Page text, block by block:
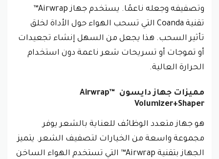
وتصفيفه وجعله ناعمًا. يستخدم جهاز Airwrap™
تقنية Coanda التي تسحب الهواء حول الأداة لخلق
تأثير السحب. هذا يجعل من السهل إنشاء تجعيدات
أو تموجات أو تسريحات شعر ناعمة دون استخدام
الحرارة العالية.
مميزات جهاز دايسون Airwrap™
Volumizer+Shaper
هو جهاز متعدد الوظائف للعناية بالشعر يوفر
مجموعة واسعة من الخيارات لتصفيف الشعر. يتميز
الجهاز بتقنية Airwrap™ التي تستخدم الهواء الساخن